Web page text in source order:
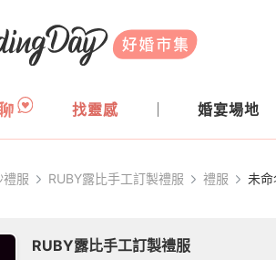
好婚市集
找靈感 婚宴場地
禮服 RUBY露比手工訂製禮服 禮服 未命
RUBY露比手工訂製禮服